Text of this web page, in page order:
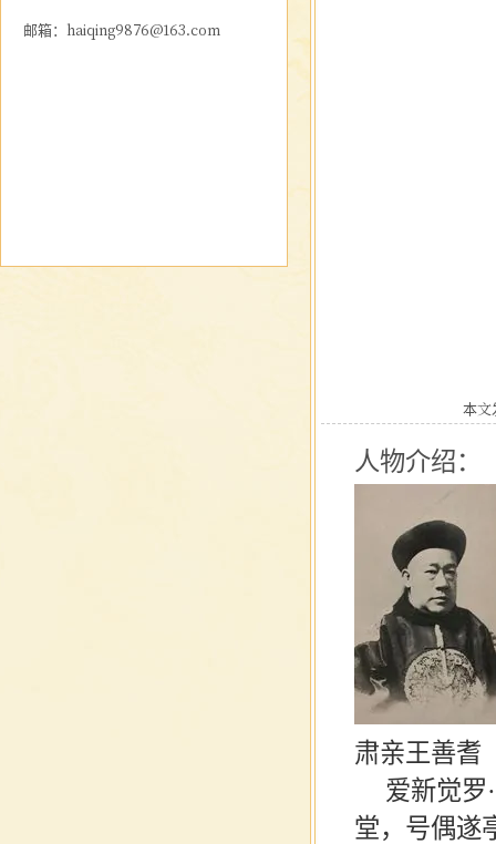
邮箱：haiqing9876@163.com
本文
人物介绍：
肃亲王善耆
爱新觉罗
堂，号偶遂